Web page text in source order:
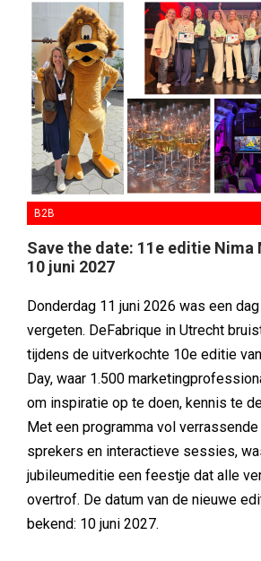
B2B
Save the date: 11e editie Nima
10 juni 2027
Donderdag 11 juni 2026 was een
vergeten. DeFabrique in Utrecht
tijdens de uitverkochte 10e editie
Day, waar 1.500
om inspiratie op te doen, kennis te
Met een programma vol verrassende
jubileumeditie een feestje dat alle
overtrof. De datum van de nieuwe
bekend: 10 juni 2027.